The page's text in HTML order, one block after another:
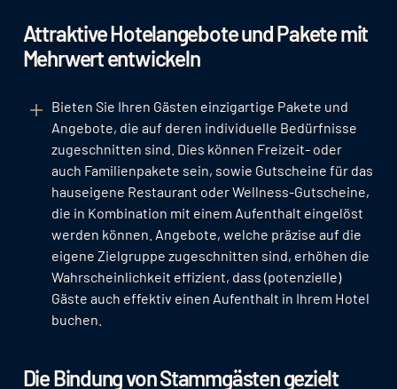
Attraktive Hotelangebote und Pakete mit
Mehrwert entwickeln
Bieten Sie Ihren Gästen einzigartige Pakete und
Angebote, die auf deren individuelle Bedürfnisse
zugeschnitten sind. Dies können Freizeit- oder
auch Familienpakete sein, sowie Gutscheine für das
hauseigene Restaurant oder Wellness-Gutscheine,
die in Kombination mit einem Aufenthalt eingelöst
werden können. Angebote, welche präzise auf die
eigene Zielgruppe zugeschnitten sind, erhöhen die
Wahrscheinlichkeit effizient, dass (potenzielle)
Gäste auch effektiv einen Aufenthalt in Ihrem Hotel
buchen.
Die Bindung von Stammgästen gezielt